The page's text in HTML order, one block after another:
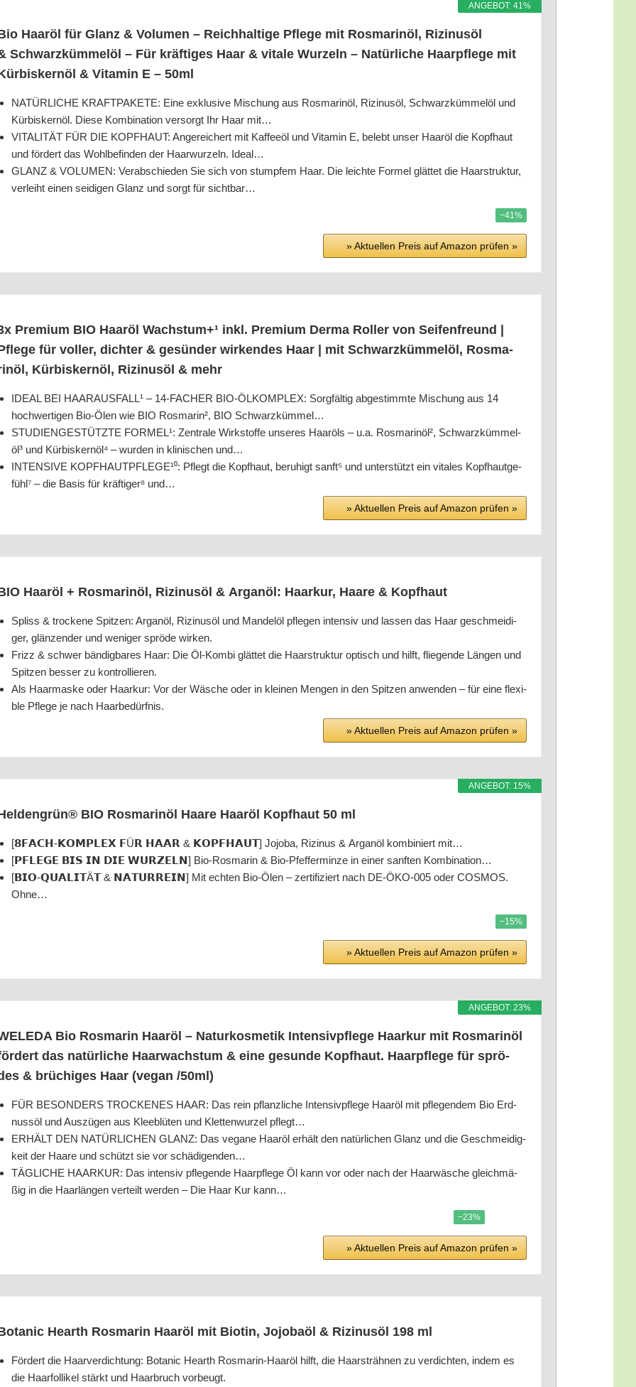
ANGE­BOT: 41%
Haar­öl für Glanz & Volu­men – Reich­hal­ti­ge Pfle­ge mit Ros­ma­rin­öl, Rizi­nus­öl
Schwarz­küm­mel­öl – Für kräf­ti­ges Haar & vita­le Wur­zeln – Natür­li­che Haar­pfle­ge mit
& Vit­amin E – 50ml
NATÜRLICHE KRAFTPAKETE: Eine exklu­si­ve Mischung aus Ros­ma­rin­öl, Rizi­nus­öl, Schwarz­küm­mel­öl und
Kür­bis­kern­öl. Die­se Kom­bi­na­ti­on ver­sorgt Ihr Haar mit…
VITALITÄT FÜR DIE KOPFHAUT: Ange­rei­chert mit Kaf­fee­öl und Vit­amin E, belebt unser Haar­öl die Kopf­haut
und för­dert das Wohl­be­fin­den der Haar­wur­zeln. Ideal…
GLANZ & VOLUMEN: Ver­ab­schie­den Sie sich von stump­fem Haar. Die leich­te For­mel glät­tet die Haar­struk­tur,
ver­leiht einen sei­di­gen Glanz und sorgt für sichtbar…
−41%
» Aktu­el­len Preis auf Ama­zon prü­fen »
Pre­mi­um BIO Haar­öl Wachstum+¹ inkl. Pre­mi­um Der­ma Rol­ler von Sei­fen­freund |
für vol­ler, dich­ter & gesün­der wir­ken­des Haar | mit Schwarz­küm­mel­öl, Ros­ma­
Kür­bis­kern­öl, Rizi­nus­öl & mehr
IDEAL BEI HAARAUSFALL¹ – 14-FACHER BIO-ÖLKOMPLEX: Sorg­fäl­tig abge­stimm­te Mischung aus 14
hoch­wer­ti­gen Bio-Ölen wie BIO Ros­ma­rin², BIO Schwarzkümmel…
STUDIENGESTÜTZTE FORMEL¹: Zen­tra­le Wirk­stof­fe unse­res Haar­öls – u.a. Ros­ma­rin­öl², Schwarz­küm­mel­
öl³ und Kür­bis­kern­öl⁴ – wur­den in kli­ni­schen und…
INTENSIVE KOPFHAUTPFLEGE¹⁰: Pflegt die Kopf­haut, beru­higt sanf­t⁵ und unter­stützt ein vita­les Kopf­haut­ge­
fühl⁷ – die Basis für kräf­ti­ger⁸ und…
» Aktu­el­len Preis auf Ama­zon prü­fen »
Haar­öl + Ros­ma­rin­öl, Rizi­nus­öl & Argan­öl: Haar­kur, Haa­re & Kopfhaut
Spliss & tro­cke­ne Spit­zen: Argan­öl, Rizi­nus­öl und Man­del­öl pfle­gen inten­siv und las­sen das Haar geschmei­di­
ger, glän­zen­der und weni­ger sprö­de wirken.
Frizz & schwer bän­dig­ba­res Haar: Die Öl-Kom­bi glät­tet die Haar­struk­tur optisch und hilft, flie­gen­de Län­gen und
Spit­zen bes­ser zu kontrollieren.
Als Haar­mas­ke oder Haar­kur: Vor der Wäsche oder in klei­nen Men­gen in den Spit­zen anwen­den – für eine fle­xi­
ble Pfle­ge je nach Haarbedürfnis.
» Aktu­el­len Preis auf Ama­zon prü­fen »
ANGE­BOT: 15%
BIO Ros­ma­rin­öl Haa­re Haar­öl Kopf­haut 50 ml
[𝟴𝗙𝗔𝗖𝗛-𝗞𝗢𝗠𝗣𝗟𝗘𝗫 𝗙Ü𝗥 𝗛𝗔𝗔𝗥 & 𝗞𝗢𝗣𝗙𝗛𝗔𝗨𝗧] Jojoba, Rizi­nus & Argan­öl kom­bi­niert mit…
[𝗣𝗙𝗟𝗘𝗚𝗘 𝗕𝗜𝗦 𝗜𝗡 𝗗𝗜𝗘 𝗪𝗨𝗥𝗭𝗘𝗟𝗡] Bio-Ros­ma­rin & Bio-Pfef­fer­min­ze in einer sanf­ten Kombination…
[𝗕𝗜𝗢-𝗤𝗨𝗔𝗟𝗜𝗧Ä𝗧 & 𝗡𝗔𝗧𝗨𝗥𝗥𝗘𝗜𝗡] Mit ech­ten Bio-Ölen – zer­ti­fi­ziert nach DE-ÖKO-005 oder COSMOS.
Ohne…
−15%
» Aktu­el­len Preis auf Ama­zon prü­fen »
ANGE­BOT: 23%
Bio Ros­ma­rin Haar­öl – Natur­kos­me­tik Inten­siv­pfle­ge Haar­kur mit Ros­ma­rin­öl
das natür­li­che Haar­wachs­tum & eine gesun­de Kopf­haut. Haar­pfle­ge für sprö­
& brü­chi­ges Haar (vegan /​50ml)
FÜR BESONDERS TROCKENES HAAR: Das rein pflanz­li­che Inten­siv­pfle­ge Haar­öl mit pfle­gen­dem Bio Erd­
nuss­öl und Aus­zü­gen aus Klee­blü­ten und Klet­ten­wur­zel pflegt…
ERHÄLT DEN NATÜRLICHEN GLANZ: Das vega­ne Haar­öl erhält den natür­li­chen Glanz und die Geschmei­dig­
keit der Haa­re und schützt sie vor schädigenden…
TÄGLICHE HAARKUR: Das inten­siv pfle­gen­de Haar­pfle­ge Öl kann vor oder nach der Haar­wä­sche gleich­mä­
ßig in die Haar­län­gen ver­teilt wer­den – Die Haar Kur kann…
−23%
» Aktu­el­len Preis auf Ama­zon prü­fen »
Hearth Ros­ma­rin Haar­öl mit Bio­tin, Jojob­a­öl & Rizi­nus­öl 198 ml
För­dert die Haar­ver­dich­tung: Bota­nic Hearth Ros­ma­rin-Haar­öl hilft, die Haar­sträh­nen zu ver­dich­ten, indem es
die Haar­fol­li­kel stärkt und Haar­bruch vorbeugt.